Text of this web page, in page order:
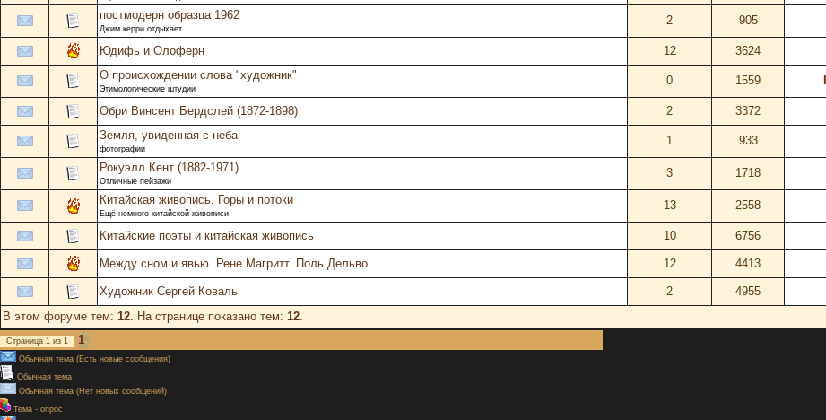
постмодерн образца 1962
Джим керри отдыхает
2 905
Юдифь и Олоферн 12 3624
О происхождении слова "художник"
Этимологические штудии
0 1559
Обри Винсент Бердслей (1872-1898) 2 3372
Земля, увиденная с неба
фотографии
1 933
Рокуэлл Кент (1882-1971)
Отличные пейзажи
3 1718
Китайская живопись. Горы и потоки
Ещё немного китайской живописи
13 2558
Китайские поэты и китайская живопись 10 6756
Между сном и явью. Рене Магритт. Поль Дельво 12 4413
Художник Сергей Коваль 2 4955
В этом форуме тем: 12. На странице показано тем: 12.
Страница 1 из 1 1
Обычная тема (Есть новые сообщения)
Обычная тема
Обычная тема (Нет новых сообщений)
Тема - опрос